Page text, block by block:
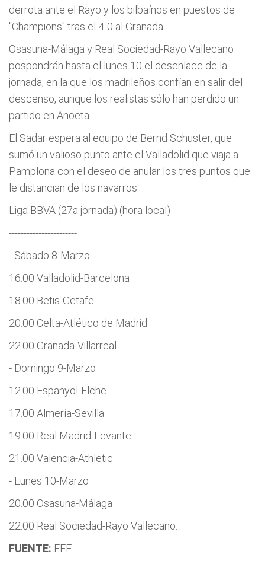
derrota ante el Rayo y los bilbaínos en puestos de
"Champions" tras el 4-0 al Granada.
Osasuna-Málaga y Real Sociedad-Rayo Vallecano
pospondrán hasta el lunes 10 el desenlace de la
jornada, en la que los madrileños confían en salir del
descenso, aunque los realistas sólo han perdido un
partido en Anoeta.
El Sadar espera al equipo de Bernd Schuster, que
sumó un valioso punto ante el Valladolid que viaja a
Pamplona con el deseo de anular los tres puntos que
le distancian de los navarros.
Liga BBVA (27a jornada) (hora local)
-----------------------
- Sábado 8-Marzo
16.00 Valladolid-Barcelona
18.00 Betis-Getafe
20.00 Celta-Atlético de Madrid
22.00 Granada-Villarreal
- Domingo 9-Marzo
12.00 Espanyol-Elche
17.00 Almería-Sevilla
19.00 Real Madrid-Levante
21.00 Valencia-Athletic
- Lunes 10-Marzo
20.00 Osasuna-Málaga
22.00 Real Sociedad-Rayo Vallecano.
FUENTE: EFE